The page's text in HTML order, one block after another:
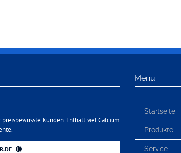
Kunden. Enthält viel Calcium
Menu
Startseite
Produkte
Service